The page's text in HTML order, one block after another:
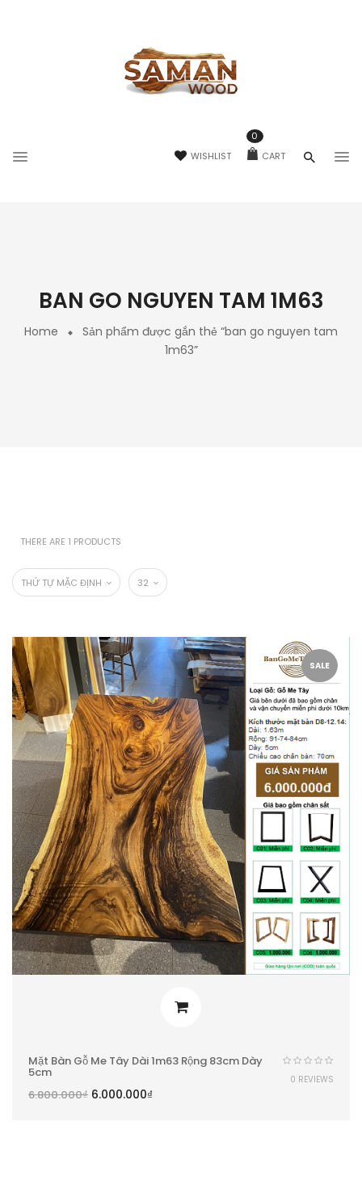
WISHLIST CART
0
BAN GO NGUYEN TAM 1M63
Home
Sản phẩm được gắn thẻ “ban go nguyen tam
1m63”
THERE ARE 1 PRODUCTS
THỨ TỰ MẶC ĐỊNH 32
SALE
Mặt Bàn Gỗ Me Tây Dài 1m63 Rộng 83cm Dày
5cm
6.800.000₫ 6.000.000₫
0 REVIEWS